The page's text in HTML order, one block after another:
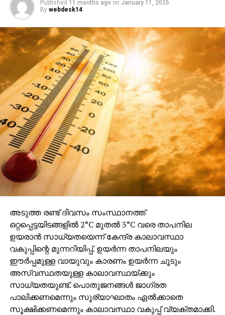
Published 11 months ago on January 11, 2025
By webdesk14
അടുത്ത രണ്ട് ദിവസം സംസ്ഥാനത്ത്
ഒറ്റപ്പെട്ടയിടങ്ങളിൽ 2°C മുതൽ 3°C വരെ താപനില
ഉയരാൻ സാധ്യതയെന്ന് കേന്ദ്ര കാലാവസ്ഥാ
വകുപ്പിന്റെ മുന്നറിയിപ്പ്. ഉയർന്ന താപനിലയും
ഈർപ്പമുള്ള വായുവും കാരണം ഉയർന്ന ചൂടും
അസ്വസ്ഥതയുള്ള കാലാവസ്ഥയ്ക്കും
സാധ്യതയുണ്ട്. പൊതുജനങ്ങൾ ജാഗ്രത
പാലിക്കണമെന്നും സൂര്യാഘാതം ഏൽക്കാതെ
സൂക്ഷിക്കണമെന്നും കാലാവസ്ഥാ വകുപ്പ് വ്യക്തമാക്കി.